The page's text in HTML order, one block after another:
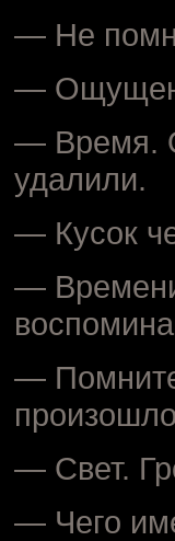
— Не
—
— Время.
удалили.
— Кусок
—
—
— Свет.
— Чего